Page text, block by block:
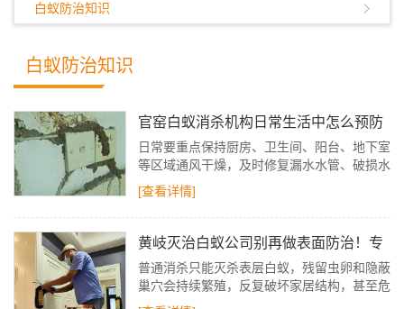
白蚁防治知识
白蚁防治知识
官窑白蚁消杀机构日常生活中怎么预防
白蚁
日常要重点保持厨房、卫生间、阳台、地下室
等区域通风干燥，及时修复漏水水管、破损水
龙头，杜绝墙体、地面积水返潮。雨季关好门
窗，雨后及时开窗通风除湿，彻底切断白蚁生
存的水源条件。
[查看详情]
黄岐灭治白蚁公司别再做表面防治！专
业灭蚁找益伦
普通消杀只能灭杀表层白蚁，残留虫卵和隐蔽
巢穴会持续繁殖，反复破坏家居结构，甚至危
害房屋安全。想要彻底清除，必须依靠标准